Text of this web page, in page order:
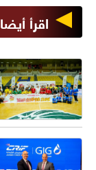
اقرأ أيضا